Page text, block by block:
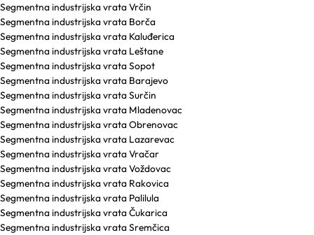
Segmentna industrijska vrata Vrčin
Segmentna industrijska vrata Borča
Segmentna industrijska vrata Kaluđerica
Segmentna industrijska vrata Leštane
Segmentna industrijska vrata Sopot
Segmentna industrijska vrata Barajevo
Segmentna industrijska vrata Surčin
Segmentna industrijska vrata Mladenovac
Segmentna industrijska vrata Obrenovac
Segmentna industrijska vrata Lazarevac
Segmentna industrijska vrata Vračar
Segmentna industrijska vrata Voždovac
Segmentna industrijska vrata Rakovica
Segmentna industrijska vrata Palilula
Segmentna industrijska vrata Čukarica
Segmentna industrijska vrata Sremčica